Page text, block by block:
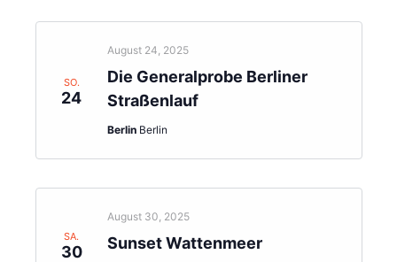
SO.
24
Die Generalprobe Berliner
Straßenlauf
August 24, 2025
Berlin Berlin
SA.
30 Sunset Wattenmeer
August 30, 2025